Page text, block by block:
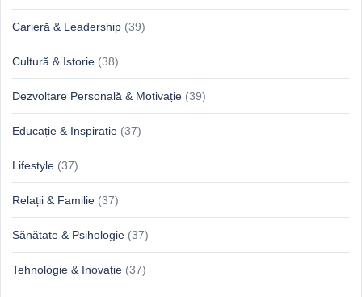
Carieră & Leadership (39)
Cultură & Istorie (38)
Dezvoltare Personală & Motivație (39)
Educație & Inspirație (37)
Lifestyle (37)
Relații & Familie (37)
Sănătate & Psihologie (37)
Tehnologie & Inovație (37)